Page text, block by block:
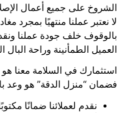
الشروخ على جميع أعمال
لا نعتبر عملنا منتهيًا بمجرد
بالوقوف خلف جودة عملنا
العميل الطمأنينة وراحة البال
استثمارك في السلامة معنا
فضمان “منزل الدقة” هو وعد
نقدم لعملائنا ضمانًا